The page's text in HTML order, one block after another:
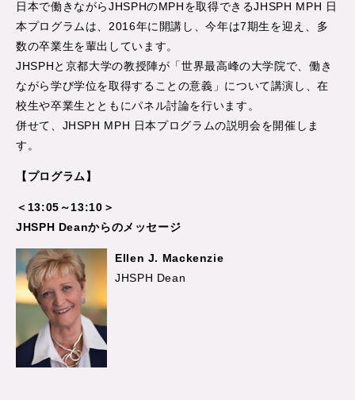
日本で働きながらJHSPHのMPHを取得できるJHSPH MPH 日
本プログラムは、2016年に開講し、今年は7期生を迎え、多
数の卒業生を輩出しています。
JHSPHと京都大学の教授陣が「世界最高峰の大学院で、働き
ながら学び学位を取得することの意義」について講演し、在
校生や卒業生とともにパネル討論を行います。
併せて、JHSPH MPH 日本プログラムの説明会を開催しま
す。
【プログラム】
＜13:05～13:10＞
JHSPH Deanからのメッセージ
Ellen J. Mackenzie
JHSPH Dean